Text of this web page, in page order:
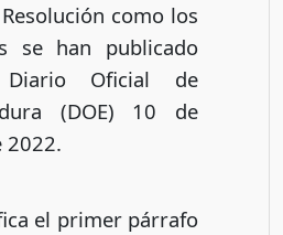
como los
se han publicado
Oficial de
(DOE) 10 de
2022.
el primer párrafo